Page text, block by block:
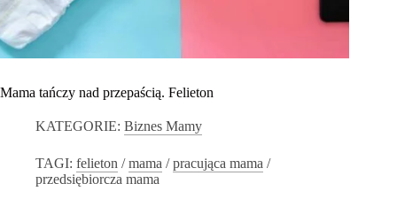
Mama tańczy nad przepaścią. Felieton
KATEGORIE: Biznes Mamy
TAGI: felieton /mama /pracująca mama /
przedsiębiorcza mama